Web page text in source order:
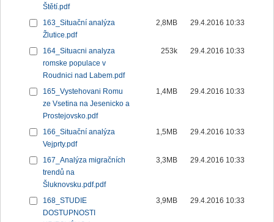
Štětí.pdf
163_Situační analýza
Žlutice.pdf
2,8MB 29.4.2016 10:33
164_Situacni analyza
romske populace v
Roudnici nad Labem.pdf
253k 29.4.2016 10:33
165_Vystehovani Romu
ze Vsetina na Jesenicko a
Prostejovsko.pdf
1,4MB 29.4.2016 10:33
166_Situační analýza
Vejprty.pdf
1,5MB 29.4.2016 10:33
167_Analýza migračních
trendů na
Šluknovsku.pdf.pdf
3,3MB 29.4.2016 10:33
168_STUDIE
DOSTUPNOSTI
3,9MB 29.4.2016 10:33